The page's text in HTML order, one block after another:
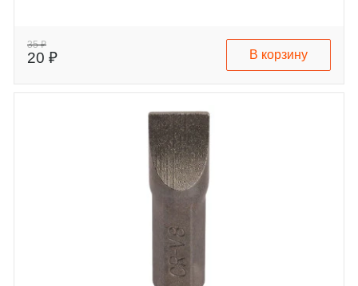
35 ₽
20 ₽ В корзину